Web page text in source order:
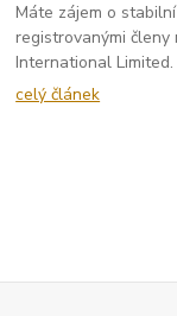
Máte zájem o
registrovanými členy
International Limited.
celý článek